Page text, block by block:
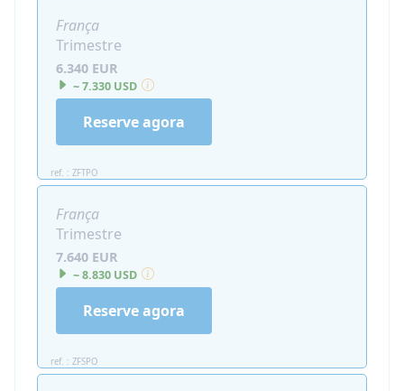
França
Trimestre
6.340 EUR
~ 7.330 USD
ref. : ZFTPO
Reserve agora
França
Trimestre
7.640 EUR
~ 8.830 USD
ref. : ZFSPO
Reserve agora